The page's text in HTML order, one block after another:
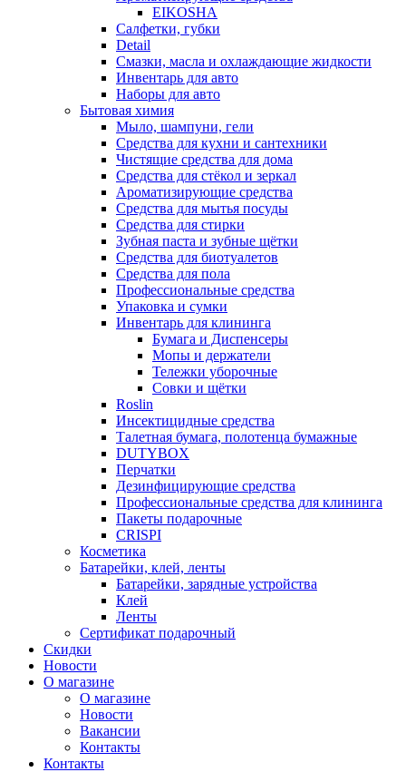
EIKOSHA
Салфетки, губки
Detail
Смазки, масла и охлаждающие жидкости
Инвентарь для авто
Наборы для авто
Бытовая химия
Мыло, шампуни, гели
Средства для кухни и сантехники
Чистящие средства для дома
Средства для стёкол и зеркал
Ароматизирующие средства
Средства для мытья посуды
Средства для стирки
Зубная паста и зубные щётки
Средства для биотуалетов
Средства для пола
Профессиональные средства
Упаковка и сумки
Инвентарь для клининга
Бумага и Диспенсеры
Мопы и держатели
Тележки уборочные
Совки и щётки
Roslin
Инсектицидные средства
Талетная бумага, полотенца бумажные
DUTYBOX
Перчатки
Дезинфицирующие средства
Профессиональные средства для клининга
Пакеты подарочные
CRISPI
Косметика
Батарейки, клей, ленты
Батарейки, зарядные устройства
Клей
Ленты
Сертификат подарочный
Скидки
Новости
О магазине
О магазине
Новости
Вакансии
Контакты
Контакты